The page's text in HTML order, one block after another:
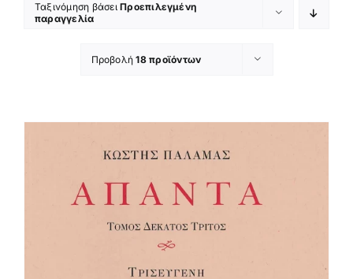
Ταξινόμηση βάσειΠροεπιλεγμένη
παραγγελία
Προβολή18 προϊόντων